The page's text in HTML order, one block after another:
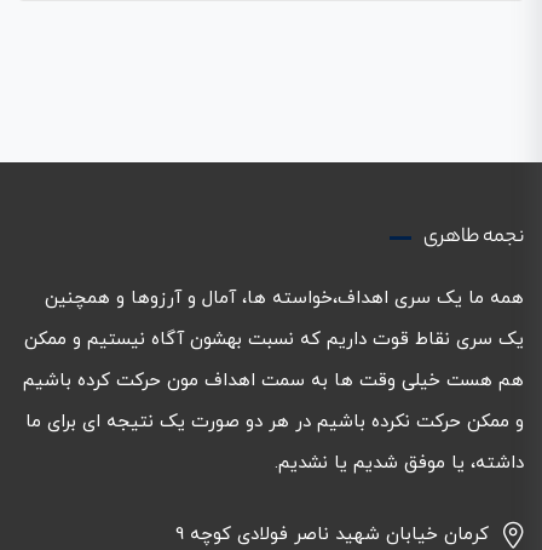
نجمه طاهری
همه ما یک سری اهداف،خواسته ها، آمال و آرزوها و همچنین
یک سری نقاط قوت داریم که نسبت بهشون آگاه نیستیم و ممکن
هم هست خیلی وقت ها به سمت اهداف مون حرکت کرده باشیم
و ممکن حرکت نکرده باشیم در هر دو صورت یک نتیجه ای برای ما
داشته، یا موفق شدیم یا نشدیم.
کرمان خیابان شهید ناصر فولادی کوچه 9